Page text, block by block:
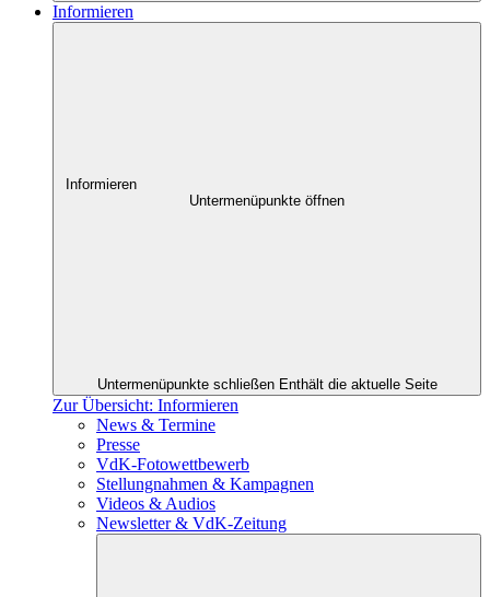
Informieren
Informieren
Untermenüpunkte öffnen
Untermenüpunkte schließen Enthält die aktuelle Seite
Zur Übersicht: Informieren
News & Termine
Presse
VdK-Fotowettbewerb
Stellungnahmen & Kampagnen
Videos & Audios
Newsletter & VdK-Zeitung